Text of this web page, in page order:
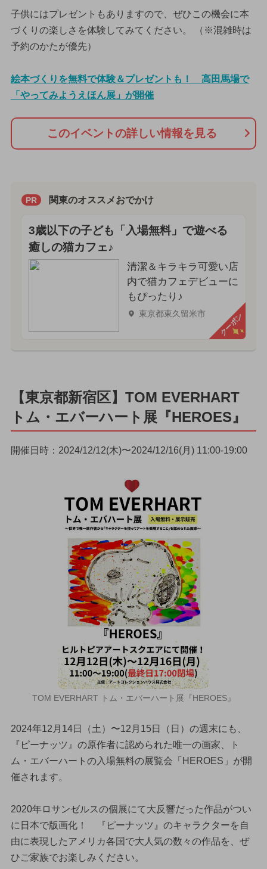
子供にはプレゼントもありますので、ぜひこの機会に本
づくりの楽しさを体験してみてください。 （※混雑時は
予約のかたが優先）
絵本づくりを無料で体験＆プレゼントも！ 高田馬場で
「やってみようえほん展」が開催
このイベントの詳しい情報を見る
PR 関東のオススメおでかけ
3歳以下の子ども「入場無料」で遊べる
癒しの猫カフェ♪
清潔＆キラキラ可愛い店
内で猫カフェデビューに
もぴったり♪
東京都東久留米市 クーポン
【東京都新宿区】TOM EVERHART
トム・エバーハート展『HEROES』
開催日時：2024/12/12(木)〜2024/12/16(月) 11:00-19:00
TOM EVERHART トム・エバーハート展『HEROES』
2024年12月14日（土）〜12月15日（日）の週末にも、
『ピーナッツ』の原作者に認められた唯一の画家、ト
ム・エバーハートの入場無料の展覧会「HEROES」が開
催されます。
2020年ロサンゼルスの個展にて大反響だった作品がつい
に日本で版画化！ 『ピーナッツ』のキャラクターを自
由に表現したアメリカ各国で大人気の数々の作品を、ぜ
ひご家族でお楽しみください。